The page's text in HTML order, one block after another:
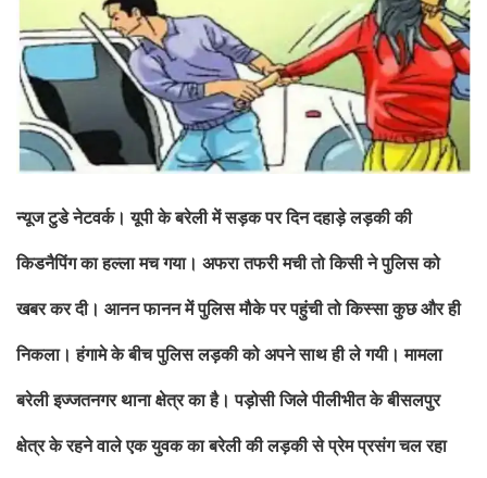
न्‍यूज टुडे नेटवर्क। यूपी के बरेली में सड़क पर दिन दहाड़े लड़की की
किडनैपिंग का हल्‍ला मच गया। अफरा तफरी मची तो किसी ने पुलिस को
खबर कर दी। आनन फानन में पुलिस मौके पर पहुंची तो किस्‍सा कुछ और ही
निकला। हंगामे के बीच पुलिस लड़की को अपने साथ ही ले गयी। मामला
बरेली इज्‍जतनगर थाना क्षेत्र का है। पड़ोसी जिले पीलीभीत के बीसलपुर
क्षेत्र के रहने वाले एक युवक का बरेली की लड़की से प्रेम प्रसंग चल रहा